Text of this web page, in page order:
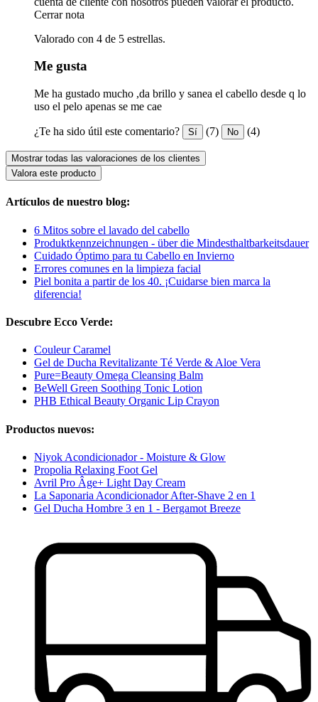
Cerrar nota
Valorado con 4 de 5 estrellas.
Me gusta
Me ha gustado mucho ,da brillo y sanea el cabello desde q lo
uso el pelo apenas se me cae
¿Te ha sido útil este comentario? Sí (7) No (4)
Mostrar todas las valoraciones de los clientes
Valora este producto
Artículos de nuestro blog:
6 Mitos sobre el lavado del cabello
Produktkennzeichnungen - über die Mindesthaltbarkeitsdauer
Cuidado Óptimo para tu Cabello en Invierno
Errores comunes en la limpieza facial
Piel bonita a partir de los 40. ¡Cuidarse bien marca la
diferencia!
Descubre Ecco Verde:
Couleur Caramel
Gel de Ducha Revitalizante Té Verde & Aloe Vera
Pure=Beauty Omega Cleansing Balm
BeWell Green Soothing Tonic Lotion
PHB Ethical Beauty Organic Lip Crayon
Productos nuevos:
Niyok Acondicionador - Moisture & Glow
Propolia Relaxing Foot Gel
Avril Pro Âge+ Light Day Cream
La Saponaria Acondicionador After-Shave 2 en 1
Gel Ducha Hombre 3 en 1 - Bergamot Breeze